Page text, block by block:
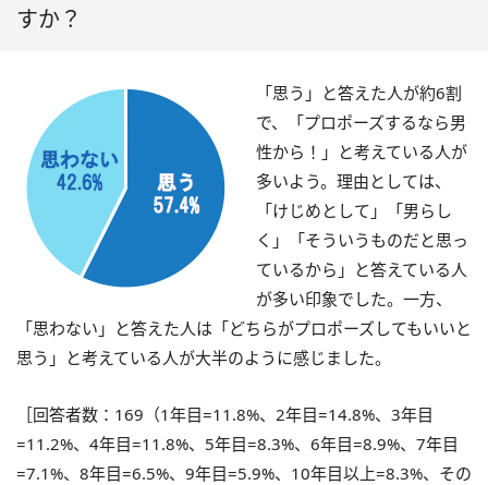
すか？
「思う」と答えた人が約6割
で、「プロポーズするなら男
性から！」と考えている人が
多いよう。理由としては、
「けじめとして」「男らし
く」「そういうものだと思っ
ているから」と答えている人
が多い印象でした。一方、
「思わない」と答えた人は「どちらがプロポーズしてもいいと
思う」と考えている人が大半のように感じました。
［回答者数：169（1年目=11.8%、2年目=14.8%、3年目
=11.2%、4年目=11.8%、5年目=8.3%、6年目=8.9%、7年目
=7.1%、8年目=6.5%、9年目=5.9%、10年目以上=8.3%、その